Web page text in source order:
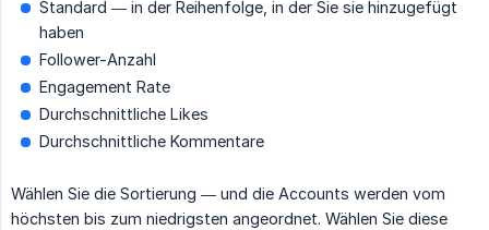
Standard — in der Reihenfolge, in der Sie sie hinzugefügt
haben
Follower-Anzahl
Engagement Rate
Durchschnittliche Likes
Durchschnittliche Kommentare
Wählen Sie die Sortierung — und die Accounts werden vom
höchsten bis zum niedrigsten angeordnet. Wählen Sie diese